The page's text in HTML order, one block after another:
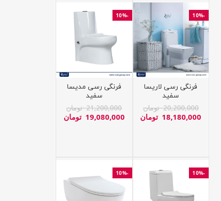
-10%
فرنگی رسی لاریسا
سفید
20,200,000 تومان
18,180,000 تومان
-10%
فرنگی رسی مدیسا
سفید
21,200,000 تومان
19,080,000 تومان
-10%
-10%